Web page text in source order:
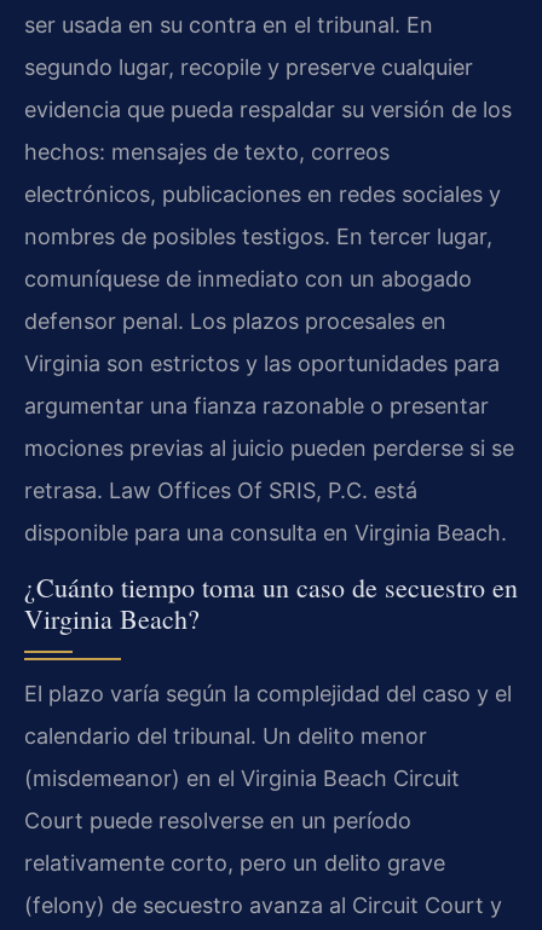
ser usada en su contra en el tribunal. En
segundo lugar, recopile y preserve cualquier
evidencia que pueda respaldar su versión de los
hechos: mensajes de texto, correos
electrónicos, publicaciones en redes sociales y
nombres de posibles testigos. En tercer lugar,
comuníquese de inmediato con un abogado
defensor penal. Los plazos procesales en
Virginia son estrictos y las oportunidades para
argumentar una fianza razonable o presentar
mociones previas al juicio pueden perderse si se
retrasa. Law Offices Of SRIS, P.C. está
disponible para una consulta en Virginia Beach.
¿Cuánto tiempo toma un caso de secuestro en
Virginia Beach?
El plazo varía según la complejidad del caso y el
calendario del tribunal. Un delito menor
(misdemeanor) en el Virginia Beach Circuit
Court puede resolverse en un período
relativamente corto, pero un delito grave
(felony) de secuestro avanza al Circuit Court y